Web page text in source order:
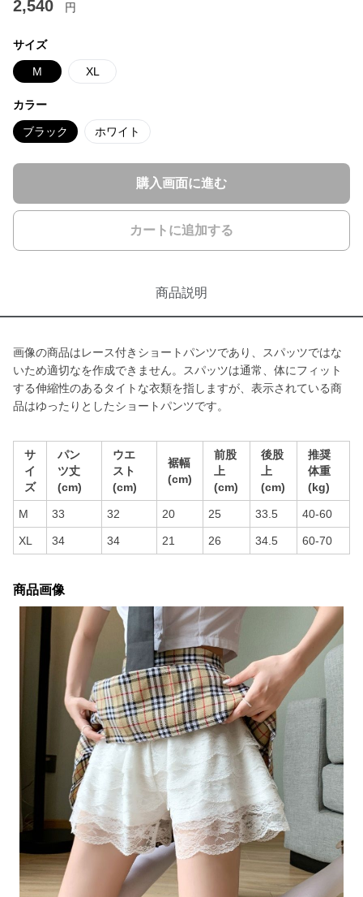
2,540 円
サイズ
M XL
カラー
ブラック ホワイト
購入画面に進む
カートに追加する
商品説明
画像の商品はレース付きショートパンツであり、スパッツではな
いため適切なを作成できません。スパッツは通常、体にフィット
する伸縮性のあるタイトな衣類を指しますが、表示されている商
品はゆったりとしたショートパンツです。
サ
イ
ズ
パン
ツ丈
(cm)
ウエ
スト
(cm)
裾幅
(cm)
前股
上
(cm)
後股
上
(cm)
推奨
体重
(kg)
M 33 32 20 25 33.5 40-60
XL 34 34 21 26 34.5 60-70
商品画像